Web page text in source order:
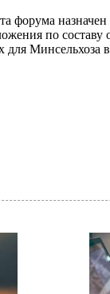
форума
по
для Минсельхоза